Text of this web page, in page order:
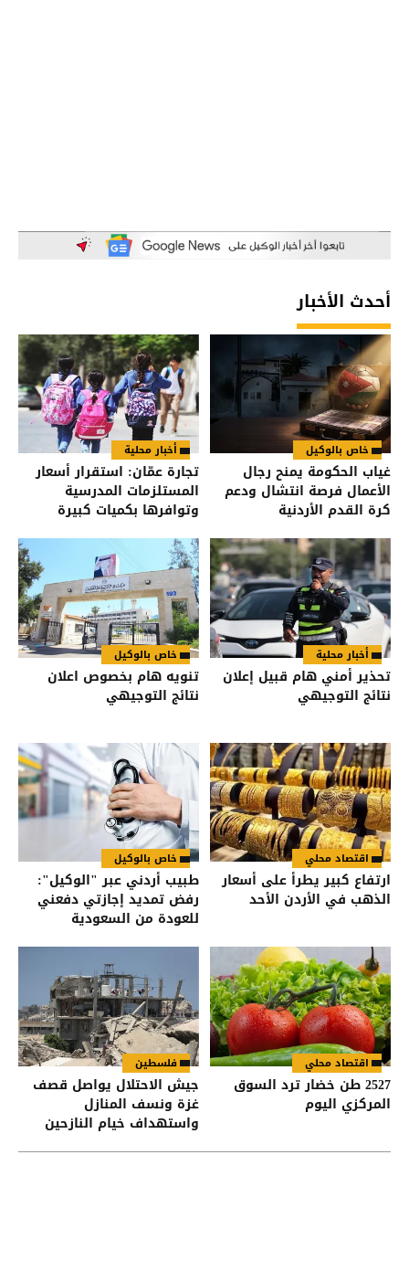
أحدث الأخبار
خاص بالوكيل
غياب الحكومة يمنح رجال
الأعمال فرصة انتشال ودعم
كرة القدم الأردنية
أخبار محلية
تجارة عمّان: استقرار أسعار
المستلزمات المدرسية
وتوافرها بكميات كبيرة
أخبار محلية
تحذير أمني هام قبيل إعلان
نتائج التوجيهي
خاص بالوكيل
تنويه هام بخصوص اعلان
نتائج التوجيهي
اقتصاد محلي
ارتفاع كبير يطرأ على أسعار
الذهب في الأردن الأحد
خاص بالوكيل
طبيب أردني عبر "الوكيل":
رفض تمديد إجازتي دفعني
للعودة من السعودية
اقتصاد محلي
2527 طن خضار ترد السوق
المركزي اليوم
فلسطين
جيش الاحتلال يواصل قصف
غزة ونسف المنازل
واستهداف خيام النازحين